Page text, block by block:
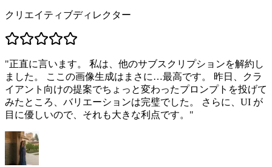
クリエイティブディレクター
"正直に言います。 私は、他のサブスクリプションを解約し
ました。 ここの画像生成はまさに…最高です。 昨日、クラ
イアント向けの提案でちょっと変わったプロンプトを投げて
みたところ、バリエーションは完璧でした。 さらに、UI が
目に優しいので、それも大きな利点です。 "